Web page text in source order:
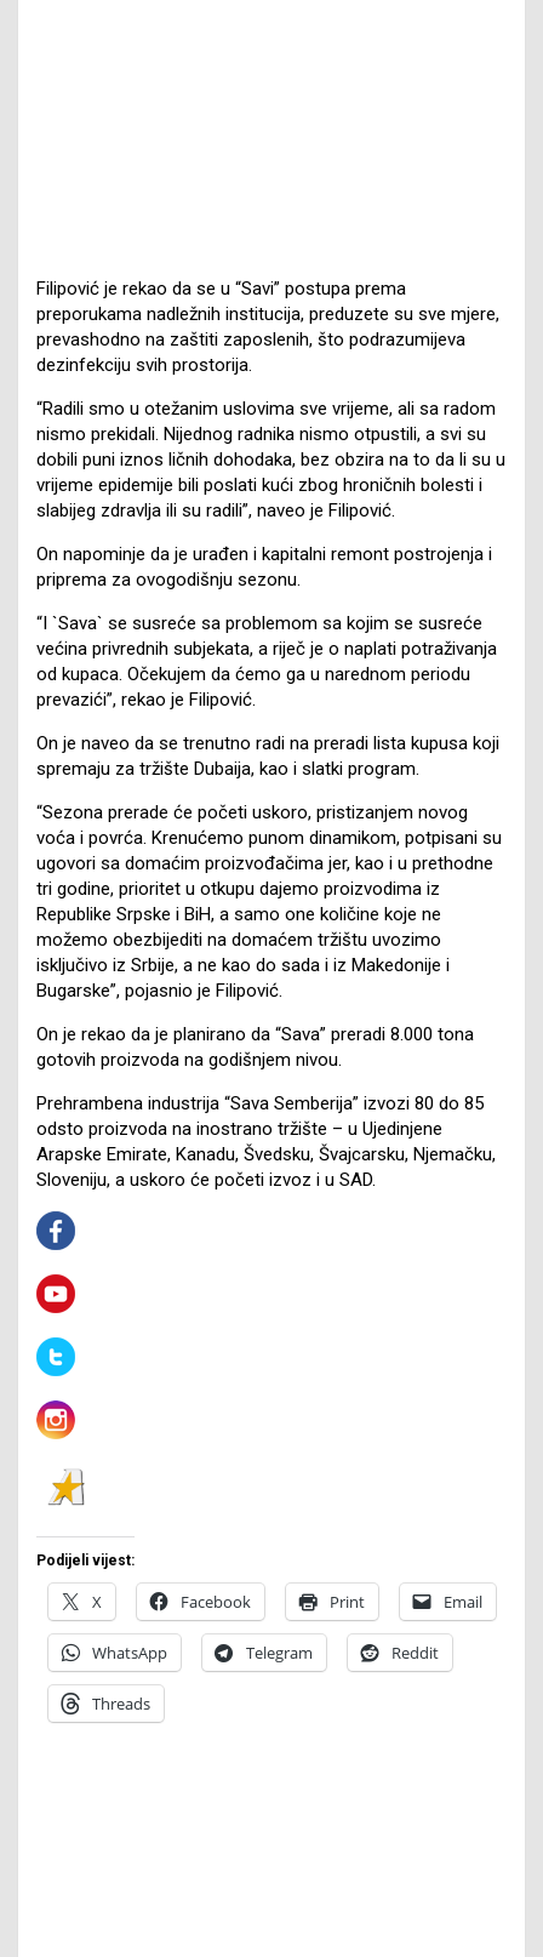
Filipović je rekao da se u “Savi” postupa prema
preporukama nadležnih institucija, preduzete su sve mjere,
prevashodno na zaštiti zaposlenih, što podrazumijeva
dezinfekciju svih prostorija.
“Radili smo u otežanim uslovima sve vrijeme, ali sa radom
nismo prekidali. Nijednog radnika nismo otpustili, a svi su
dobili puni iznos ličnih dohodaka, bez obzira na to da li su u
vrijeme epidemije bili poslati kući zbog hroničnih bolesti i
slabijeg zdravlja ili su radili”, naveo je Filipović.
On napominje da je urađen i kapitalni remont postrojenja i
priprema za ovogodišnju sezonu.
“I `Sava` se susreće sa problemom sa kojim se susreće
većina privrednih subjekata, a riječ je o naplati potraživanja
od kupaca. Očekujem da ćemo ga u narednom periodu
prevazići”, rekao je Filipović.
On je naveo da se trenutno radi na preradi lista kupusa koji
spremaju za tržište Dubaija, kao i slatki program.
“Sezona prerade će početi uskoro, pristizanjem novog
voća i povrća. Krenućemo punom dinamikom, potpisani su
ugovori sa domaćim proizvođačima jer, kao i u prethodne
tri godine, prioritet u otkupu dajemo proizvodima iz
Republike Srpske i BiH, a samo one količine koje ne
možemo obezbijediti na domaćem tržištu uvozimo
isključivo iz Srbije, a ne kao do sada i iz Makedonije i
Bugarske”, pojasnio je Filipović.
On je rekao da je planirano da “Sava” preradi 8.000 tona
gotovih proizvoda na godišnjem nivou.
Prehrambena industrija “Sava Semberija” izvozi 80 do 85
odsto proizvoda na inostrano tržište – u Ujedinjene
Arapske Emirate, Kanadu, Švedsku, Švajcarsku, Njemačku,
Sloveniju, a uskoro će početi izvoz i u SAD.
Podijeli vijest:
X Facebook Print Email
WhatsApp Telegram Reddit
Threads